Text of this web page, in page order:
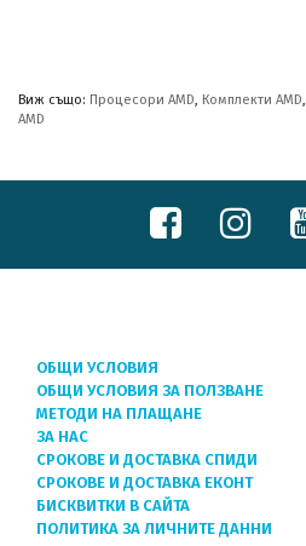
Виж също: Процесори AMD, Комплекти AMD,
AMD
ОБЩИ УСЛОВИЯ
ОБЩИ УСЛОВИЯ ЗА ПОЛЗВАНЕ
МЕТОДИ НА ПЛАЩАНЕ
ЗА НАС
СРОКОВЕ И ДОСТАВКА СПИДИ
СРОКОВЕ И ДОСТАВКА ЕКОНТ
БИСКВИТКИ В САЙТА
ПОЛИТИКА ЗА ЛИЧНИТЕ ДАННИ